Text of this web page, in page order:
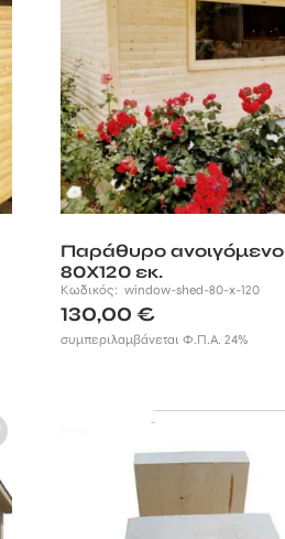
Παράθυρο ανοιγόμενο
80Χ120 εκ.
Κωδικός: window-shed-80-x-120
130,00 €
συμπεριλαμβάνεται Φ.Π.Α. 24%